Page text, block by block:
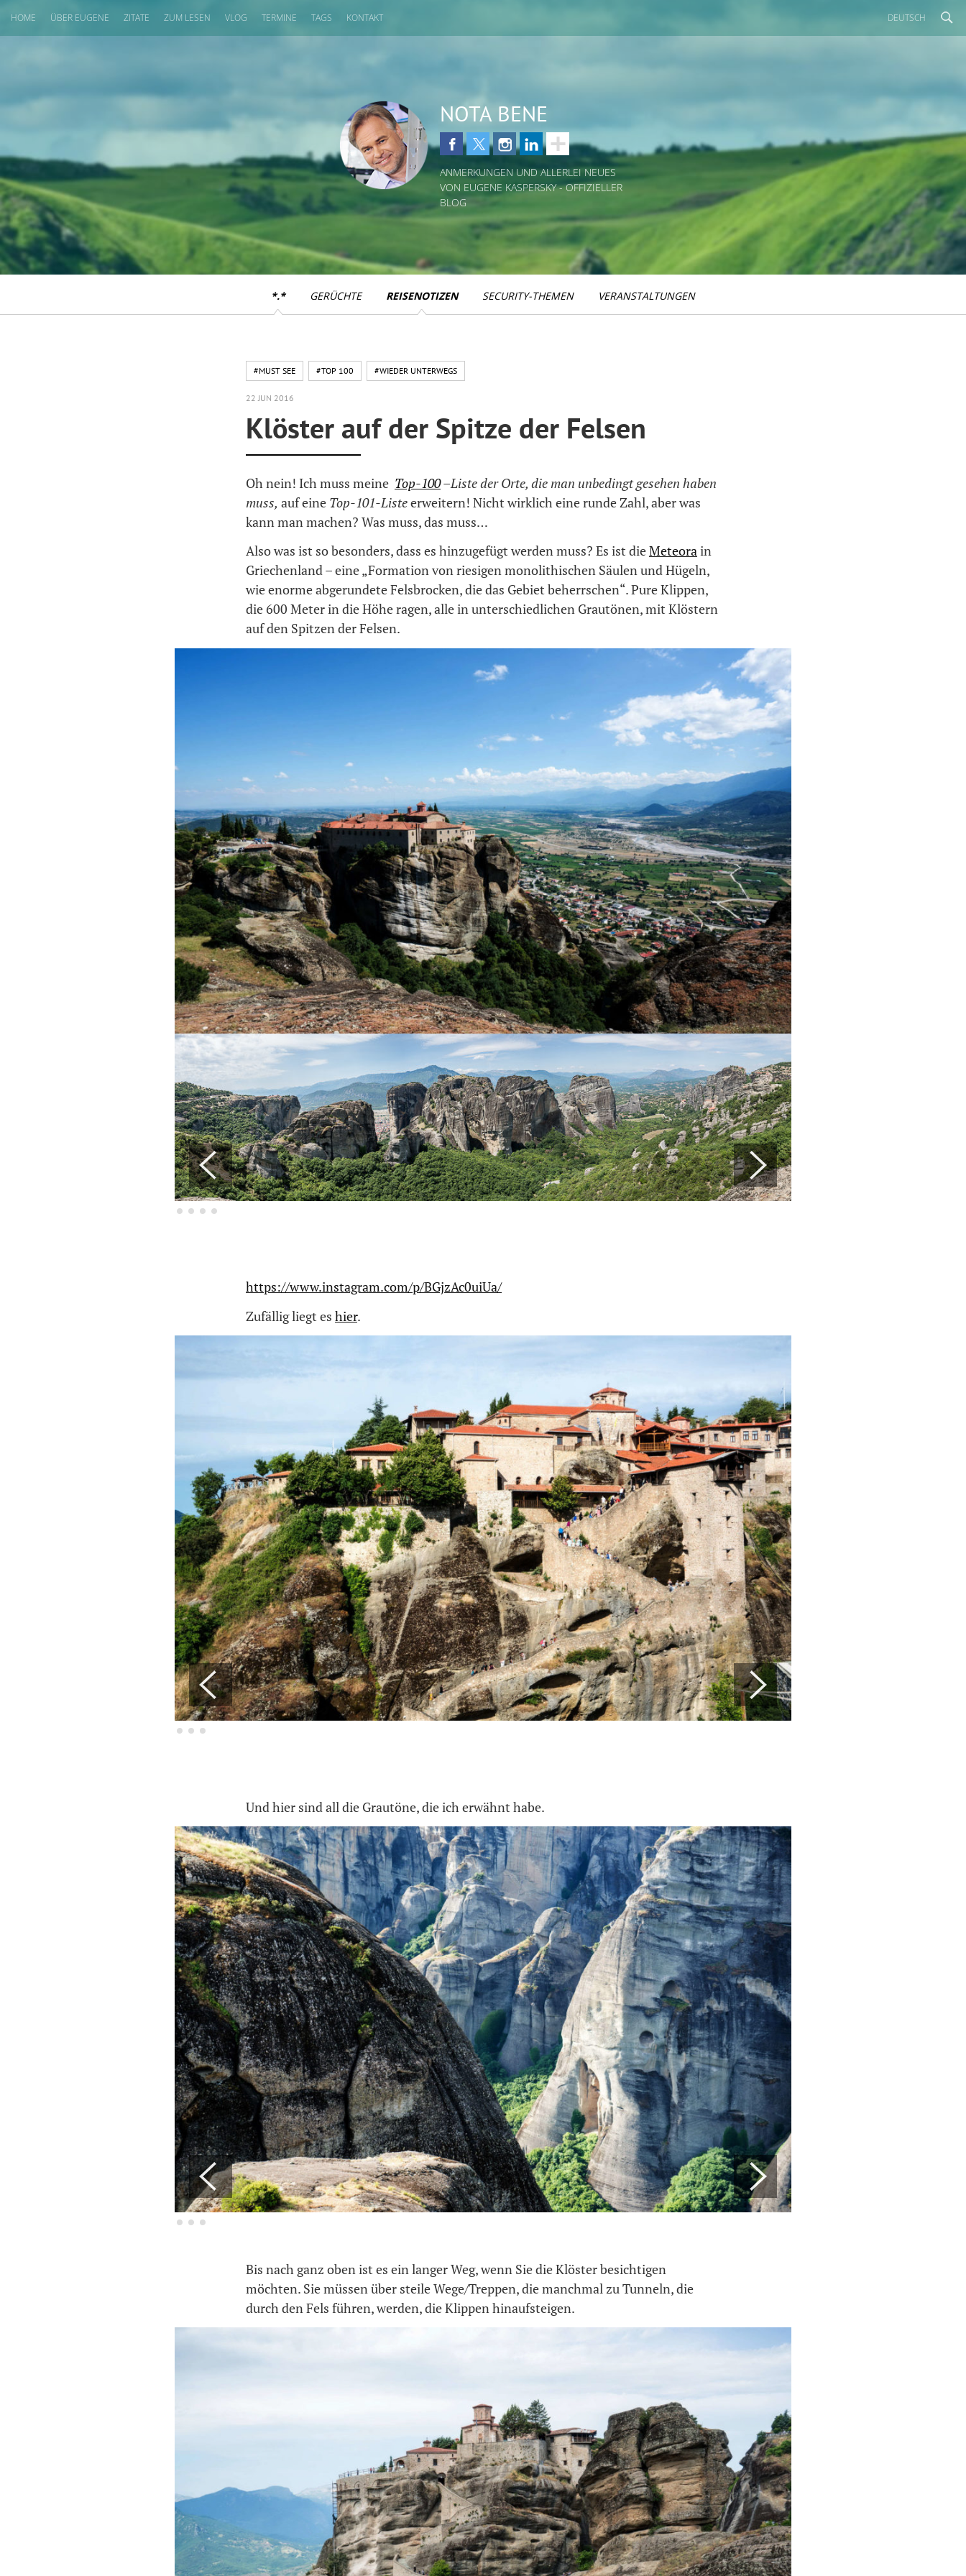
HOME ÜBER EUGENE ZITATE ZUM LESEN VLOG TERMINE TAGS KONTAKT DEUTSCH
NOTA BENE
ANMERKUNGEN UND ALLERLEI NEUES
VON EUGENE KASPERSKY - OFFIZIELLER
BLOG
*.* GERÜCHTE REISENOTIZEN SECURITY-THEMEN VERANSTALTUNGEN
#MUST SEE #TOP 100 #WIEDER UNTERWEGS
22 JUN 2016
Klöster auf der Spitze der Felsen
Oh nein! Ich muss meine Top-100–Liste der Orte, die man unbedingt gesehen haben
muss, auf eine Top-101-Listeerweitern! Nicht wirklich eine runde Zahl, aber was
kann man machen? Was muss, das muss…
Also was ist so besonders, dass es hinzugefügt werden muss? Es ist dieMeteorain
Griechenland – eine „Formation von riesigen monolithischen Säulen und Hügeln,
wie enorme abgerundete Felsbrocken, die das Gebiet beherrschen“. Pure Klippen,
die 600 Meter in die Höhe ragen, alle in unterschiedlichen Grautönen, mit Klöstern
auf den Spitzen der Felsen.
https://www.instagram.com/p/BGjzAc0uiUa/
Zufällig liegt es hier.
Und hier sind all die Grautöne, die ich erwähnt habe.
Bis nach ganz oben ist es ein langer Weg, wenn Sie die Klöster besichtigen
möchten. Sie müssen über steile Wege/Treppen, die manchmal zu Tunneln, die
durch den Fels führen, werden, die Klippen hinaufsteigen.